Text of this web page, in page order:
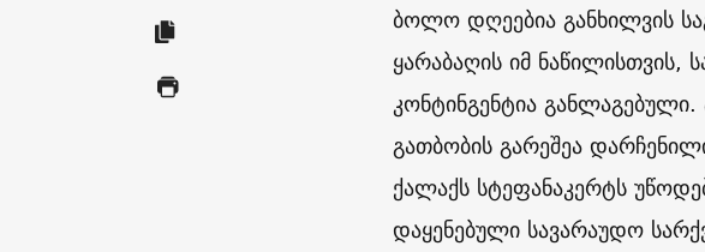
ბოლო დღეებია განხილვის
ყარაბაღის იმ ნაწილისთვის,
კონტინგენტია განლაგებული.
გათბობის გარეშეა
ქალაქს სტეფანაკერტს
დაყენებული სავარაუდო